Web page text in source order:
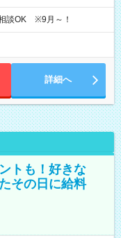
談OK ※9月～！
詳細へ
トも！好きな
その日に給料